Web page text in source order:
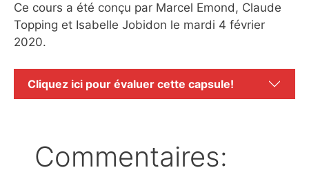
Ce cours a été conçu par Marcel Emond, Claude
Topping et Isabelle Jobidon le mardi 4 février
2020.
Cliquez ici pour évaluer cette capsule!
Commentaires: